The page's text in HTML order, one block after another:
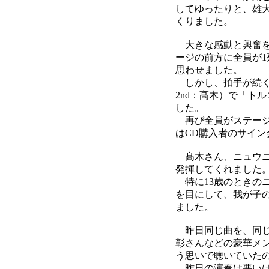
してゆったりと、雄
くりました。
大きな感動と興奮
ージの前方に全員が
思わせました。
しかし、拍手が続
2nd：髙木）で「ト
した。
再び全員がステー
はCD購入者のサイ
髙木さん、ニュウ
発揮してくれました
特に13歳のときの
を目にして、我が子
ました。
昨日同じ曲を、同
彰さんなどの豪華メ
う思いで聴いていた